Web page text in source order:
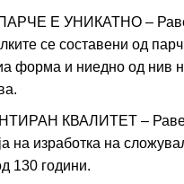
Е УНИКАТНО –
се составени од
форма и ниедно од нив
КВАЛИТЕТ –
на изработка на
130 години.